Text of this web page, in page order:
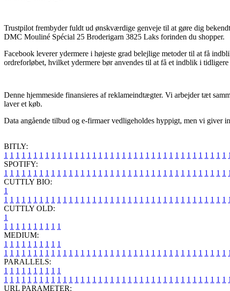
Trustpilot frembyder fuldt ud ønskværdige genveje til at gøre dig
DMC Mouliné Spécial 25 Broderigarn 3825 Laks forinden du shopper.
Facebook leverer ydermere i højeste grad belejlige metoder til at få
ordreforløbet, hvilket ydermere bør anvendes til at få et indblik i tidligere
Denne hjemmeside finansieres af reklameindtægter. Vi arbejder tæt
laver et køb.
Data angående tilbud og e-firmaer vedligeholdes hyppigt, men vi giver
BITLY:
1 1 1 1 1 1 1 1 1 1 1 1 1 1 1 1 1 1 1 1 1 1 1 1 1 1 1 1 1 1 1 1 1 1 1 1 1 1 1
SPOTIFY:
1 1 1 1 1 1 1 1 1 1 1 1 1 1 1 1 1 1 1 1 1 1 1 1 1 1 1 1 1 1 1 1 1 1 1 1 1 1 1
CUTTLY BIO:
1
1 1 1 1 1 1 1 1 1 1 1 1 1 1 1 1 1 1 1 1 1 1 1 1 1 1 1 1 1 1 1 1 1 1 1 1 1 1 1
CUTTLY OLD:
1
1 1 1 1 1 1 1 1 1 1
MEDIUM:
1 1 1 1 1 1 1 1 1 1
1 1 1 1 1 1 1 1 1 1 1 1 1 1 1 1 1 1 1 1 1 1 1 1 1 1 1 1 1 1 1 1 1 1 1 1 1 1 1
PARALLELS:
1 1 1 1 1 1 1 1 1 1
1 1 1 1 1 1 1 1 1 1 1 1 1 1 1 1 1 1 1 1 1 1 1 1 1 1 1 1 1 1 1 1 1 1 1 1 1 1 1
URL PARAMETER: